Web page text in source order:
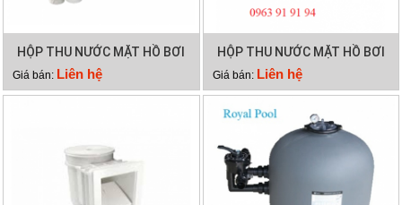
HỘP THU NƯỚC MẶT HỒ BƠI
EMAUX EM0130
Giá bán: Liên hệ
HỘP THU NƯỚC MẶT HỒ BƠI
EMAUX EM0020
Giá bán: Liên hệ